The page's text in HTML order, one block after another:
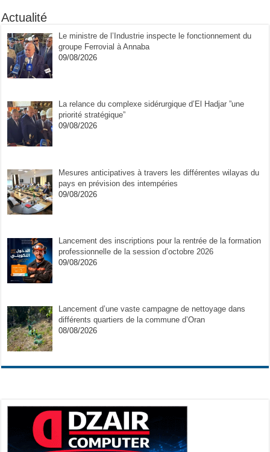
Actualité
Le ministre de l’Industrie inspecte le fonctionnement du
groupe Ferrovial à Annaba
09/08/2026
La relance du complexe sidérurgique d’El Hadjar ”une
priorité stratégique”
09/08/2026
Mesures anticipatives à travers les différentes wilayas du
pays en prévision des intempéries
09/08/2026
Lancement des inscriptions pour la rentrée de la formation
professionnelle de la session d’octobre 2026
09/08/2026
Lancement d’une vaste campagne de nettoyage dans
différents quartiers de la commune d’Oran
08/08/2026